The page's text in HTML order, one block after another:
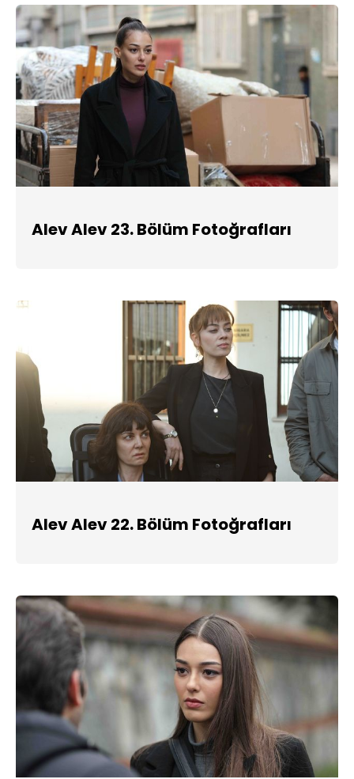
Alev Alev 23. Bölüm Fotoğrafları
Alev Alev 22. Bölüm Fotoğrafları